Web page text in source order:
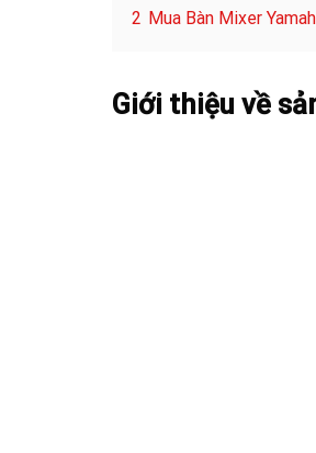
2 Mua Bàn Mixer
Giới thiệu về